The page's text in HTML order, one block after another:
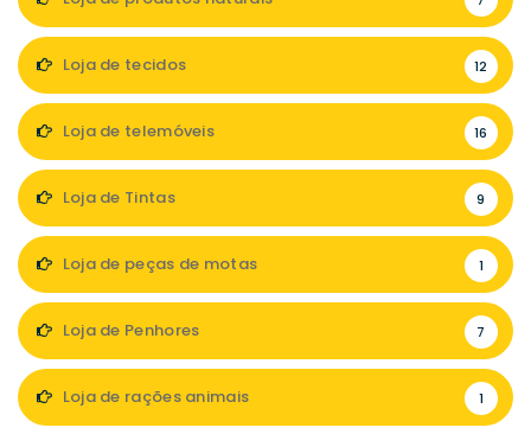
Loja de tecidos 12
Loja de telemóveis 16
Loja de Tintas 9
Loja de peças de motas 1
Loja de Penhores 7
Loja de rações animais 1